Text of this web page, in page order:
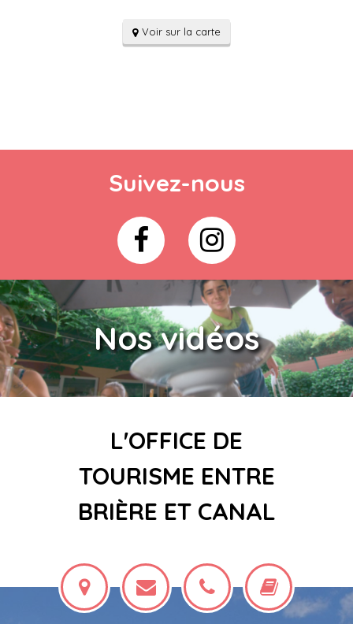
Voir sur la carte
Suivez-nous
Nos vidéos
L'OFFICE DE
TOURISME ENTRE
BRIÈRE ET CANAL